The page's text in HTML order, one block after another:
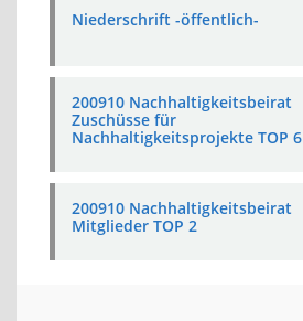
Niederschrift -öffentlich-
200910 Nachhaltigkeitsbeirat
Zuschüsse für
Nachhaltigkeitsprojekte TOP 6
200910 Nachhaltigkeitsbeirat
Mitglieder TOP 2